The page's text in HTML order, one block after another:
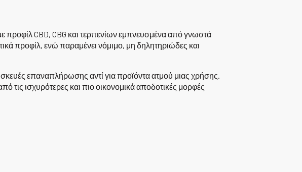
προφίλ CBD, CBG και τερπενίων εμπνευσμένα από γνωστά
προφίλ, ενώ παραμένει νόμιμο, μη δηλητηριώδες και
επαναπλήρωσης αντί για προϊόντα ατμού μιας χρήσης.
τις ισχυρότερες και πιο οικονομικά αποδοτικές μορφές